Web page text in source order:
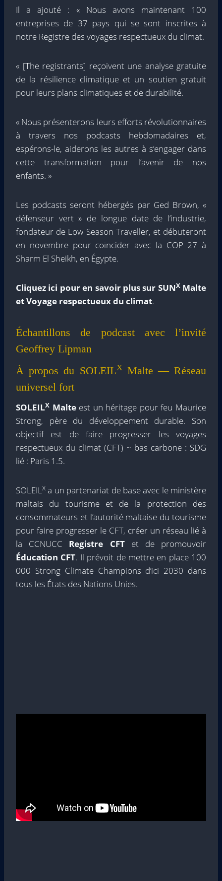
Il a ajouté : « Nous avons maintenant 100
entreprises de 37 pays qui se sont inscrites à
notre Registre des voyages respectueux du climat.
« [The regis­trants] reçoivent une analyse gratuite
de la résilience climatique et un soutien gratuit
pour leurs plans climatiques et de durabilité.
« Nous présenterons leurs efforts révolutionnaires
à travers nos podcasts hebdomadaires et,
espérons-le, aiderons les autres à s’engager dans
cette transformation pour l’avenir de nos
enfants. »
Les podcasts seront hébergés par Ged Brown, «
défenseur vert » de longue date de l’industrie,
fondateur de Low Season Traveller, et débuteront
en novembre pour coïncider avec la COP 27 à
Sharm El Sheikh, en Égypte.
Cliquez ici pour en savoir plus sur SUNXMalte
et Voyage respectueux du climat.
Échantillons de podcast avec l’invité
Geoffrey Lipman
À propos du SOLEILXMalte — Réseau
universel fort
SOLEILX Malteest un héritage pour feu Maurice
Strong, père du développement durable. Son
objectif est de faire progresser les voyages
respectueux du climat (CFT) ~ bas carbone : SDG
lié : Paris 1.5.
SOLEILX a un partenariat de base avec le ministère
maltais du tourisme et de la protection des
consommateurs et l’autorité maltaise du tourisme
pour faire progresser le CFT, créer un réseau lié à
la CCNUCC Registre CFTet de promouvoir
Éducation CFT. Il prévoit de mettre en place 100
000 Strong Climate Champions d’ici 2030 dans
tous les États des Nations Unies.